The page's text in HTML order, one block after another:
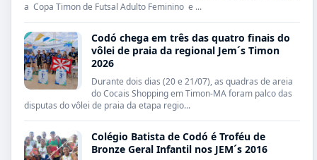
a Copa Timon de Futsal Adulto Feminino e ...
Codó chega em três das quatro finais do
vôlei de praia da regional Jem´s Timon
2026
Durante dois dias (20 e 21/07), as quadras de areia
do Cocais Shopping em Timon-MA foram palco das
disputas do vôlei de praia da etapa regio...
Colégio Batista de Codó é Troféu de
Bronze Geral Infantil nos JEM´s 2016